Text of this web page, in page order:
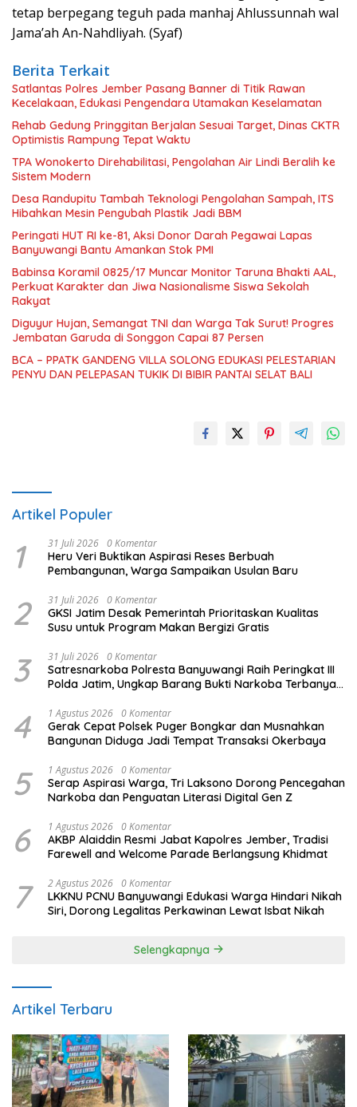
tetap berpegang teguh pada manhaj Ahlussunnah wal
Jama’ah An-Nahdliyah. (Syaf)
Berita Terkait
Satlantas Polres Jember Pasang Banner di Titik Rawan
Kecelakaan, Edukasi Pengendara Utamakan Keselamatan
Rehab Gedung Pringgitan Berjalan Sesuai Target, Dinas CKTR
Optimistis Rampung Tepat Waktu
TPA Wonokerto Direhabilitasi, Pengolahan Air Lindi Beralih ke
Sistem Modern
Desa Randupitu Tambah Teknologi Pengolahan Sampah, ITS
Hibahkan Mesin Pengubah Plastik Jadi BBM
Peringati HUT RI ke-81, Aksi Donor Darah Pegawai Lapas
Banyuwangi Bantu Amankan Stok PMI
Babinsa Koramil 0825/17 Muncar Monitor Taruna Bhakti AAL,
Perkuat Karakter dan Jiwa Nasionalisme Siswa Sekolah
Rakyat
Diguyur Hujan, Semangat TNI dan Warga Tak Surut! Progres
Jembatan Garuda di Songgon Capai 87 Persen
BCA – PPATK GANDENG VILLA SOLONG EDUKASI PELESTARIAN
PENYU DAN PELEPASAN TUKIK DI BIBIR PANTAI SELAT BALI
Artikel Populer
1 31 Juli 2026 0 Komentar
Heru Veri Buktikan Aspirasi Reses Berbuah
Pembangunan, Warga Sampaikan Usulan Baru
2 31 Juli 2026 0 Komentar
GKSI Jatim Desak Pemerintah Prioritaskan Kualitas
Susu untuk Program Makan Bergizi Gratis
3 31 Juli 2026 0 Komentar
Satresnarkoba Polresta Banyuwangi Raih Peringkat III
Polda Jatim, Ungkap Barang Bukti Narkoba Terbanyak
4 1 Agustus 2026 0 Komentar
Gerak Cepat Polsek Puger Bongkar dan Musnahkan
Bangunan Diduga Jadi Tempat Transaksi Okerbaya
5 1 Agustus 2026 0 Komentar
Serap Aspirasi Warga, Tri Laksono Dorong Pencegahan
Narkoba dan Penguatan Literasi Digital Gen Z
6 1 Agustus 2026 0 Komentar
AKBP Alaiddin Resmi Jabat Kapolres Jember, Tradisi
Farewell and Welcome Parade Berlangsung Khidmat
7 2 Agustus 2026 0 Komentar
LKKNU PCNU Banyuwangi Edukasi Warga Hindari Nikah
Siri, Dorong Legalitas Perkawinan Lewat Isbat Nikah
Selengkapnya
Artikel Terbaru